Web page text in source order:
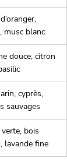
musc blanc
douce, citron
cyprès,
sauvages
bois
lavande fine